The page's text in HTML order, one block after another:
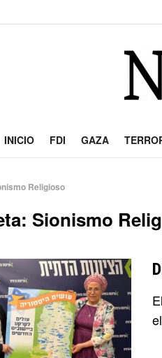
INICIO FDI GAZA
Religioso
Sionismo